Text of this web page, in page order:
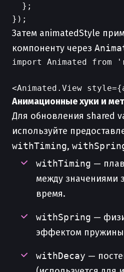
  };
Затем animatedStyle
компоненту через
import Animated from
Анимационные хуки и
Для обновления shared
используйте
withTiming,
withTiming —
между значениями
время.
withSpring —
эффектом
withDecay —